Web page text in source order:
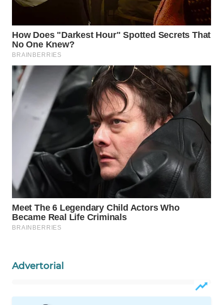
Advertorial
CO ID
WAHANANEWS
NET
WAHANA
SPORT
WAHANA
UMKM
WAHANA
SELEB
WAHANA
PERSONA
WAHANA
OTOMOTIF
HEALTH